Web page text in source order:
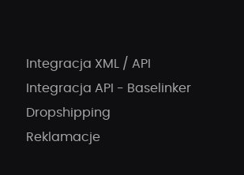
Integracja XML / API
Integracja API - Baselinker
Dropshipping
Reklamacje